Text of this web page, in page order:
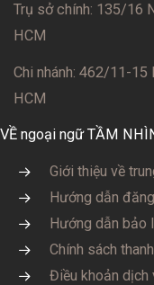
Trụ sở chính: 135/16
HCM
Chi nhánh: 462/11-15
HCM
VỀ ngoại ngữ TẦM
Giới thiệu về
Hướng dẫn
Hướng dẫn bảo
Chính sách
Điều khoản dịch